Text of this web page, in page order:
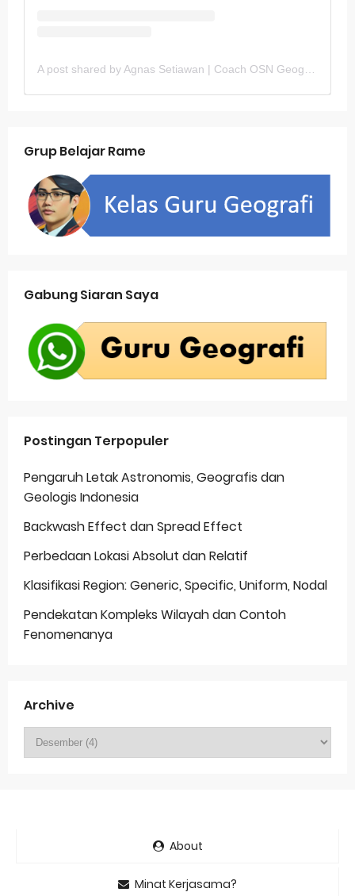
A post shared by Agnas Setiawan | Coach OSN Geografi (@gurugeografi)
Grup Belajar Rame
Gabung Siaran Saya
Postingan Terpopuler
Pengaruh Letak Astronomis, Geografis dan
Geologis Indonesia
Backwash Effect dan Spread Effect
Perbedaan Lokasi Absolut dan Relatif
Klasifikasi Region: Generic, Specific, Uniform, Nodal
Pendekatan Kompleks Wilayah dan Contoh
Fenomenanya
Archive
About
Minat Kerjasama?